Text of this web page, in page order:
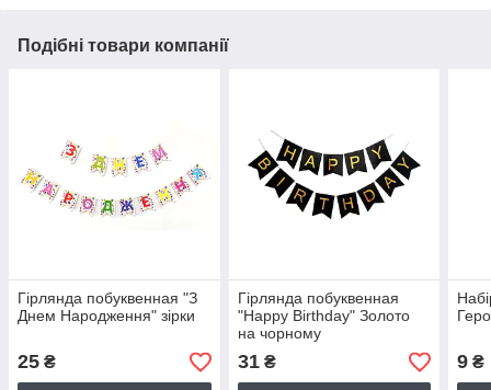
Подібні товари компанії
Гірлянда побуквенная "З
Днем Народження" зірки
25 ₴
Гірлянда побуквенная
"Happy Birthday" Золото
на чорному
31₴ 9 ₴